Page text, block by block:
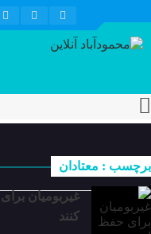
برچسب : معتادان
غیربومیان
کنند